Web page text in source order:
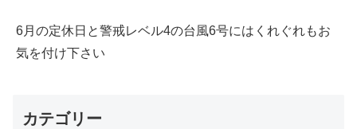
6月の定休日と警戒レベル4の台風6号にはくれぐれもお
気を付け下さい
カテゴリー